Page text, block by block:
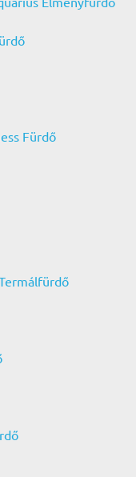
Fürdő